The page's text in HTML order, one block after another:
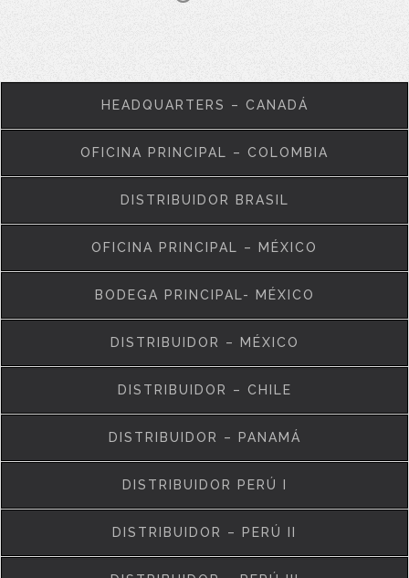
HEADQUARTERS – CANADÁ
OFICINA PRINCIPAL – COLOMBIA
DISTRIBUIDOR BRASIL
OFICINA PRINCIPAL – MÉXICO
BODEGA PRINCIPAL- MÉXICO
DISTRIBUIDOR – MÉXICO
DISTRIBUIDOR – CHILE
DISTRIBUIDOR – PANAMÁ
DISTRIBUIDOR PERÚ I
DISTRIBUIDOR – PERÚ II